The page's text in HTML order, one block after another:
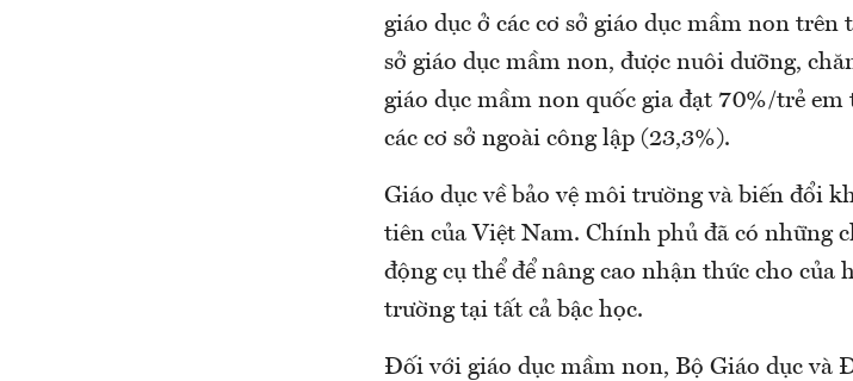
giáo dục ở các cơ sở giáo dục mầm non trên
sở giáo dục mầm non, được nuôi dưỡng,
giáo dục mầm non quốc gia đạt 70%/trẻ
các cơ sở ngoài công lập (23,3%).
Giáo dục về bảo vệ môi trường và biến đổi
tiên của Việt Nam. Chính phủ đã có những
động cụ thể để nâng cao nhận thức cho của
trường tại tất cả bậc học.
Đối với giáo dục mầm non, Bộ Giáo dục và